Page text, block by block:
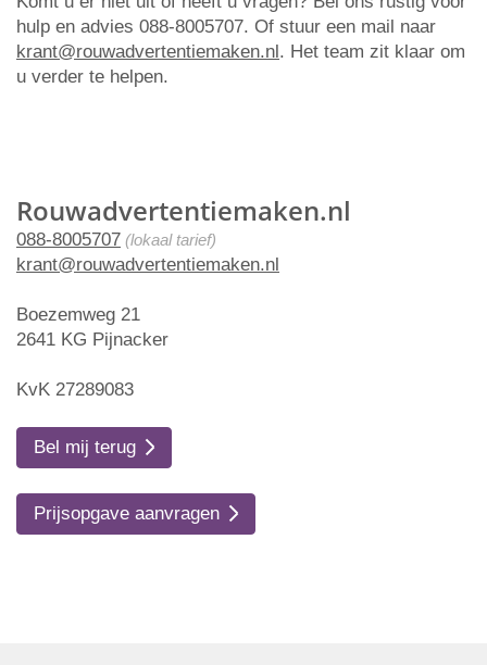
Rouwadvertentiemaken.nl
088-8005707 (lokaal tarief)
krant@rouwadvertentiemaken.nl
Boezemweg 21
2641 KG Pijnacker
KvK 27289083
Bel mij terug
Prijsopgave aanvragen
hulp en advies 088-8005707. Of stuur een mail naar
krant@rouwadvertentiemaken.nl. Het team zit klaar om
u verder te helpen.